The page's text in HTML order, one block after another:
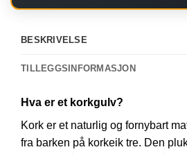
BESKRIVELSE
TILLEGGSINFORMASJON
Hva er et korkgulv?
Kork er et naturlig og fornybart
fra barken på korkeik tre. Den